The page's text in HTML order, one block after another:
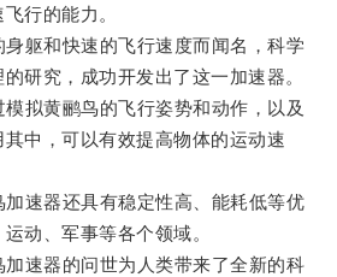
行的能力。
躯和快速的飞行速度而闻名，科学
研究，成功开发出了这一加速器。
黄鹂鸟的飞行姿势和动作，以及
中，可以有效提高物体的运动速
速器还具有稳定性高、能耗低等优
动、军事等各个领域。
速器的问世为人类带来了全新的科